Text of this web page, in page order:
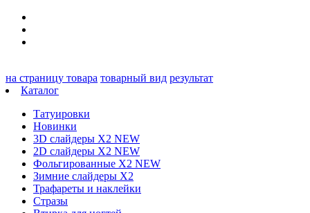
на страницу товара товарный вид результат
Каталог
Татуировки
Новинки
3D слайдеры X2 NEW
2D слайдеры X2 NEW
Фольгированные X2 NEW
Зимние слайдеры Х2
Трафареты и наклейки
Стразы